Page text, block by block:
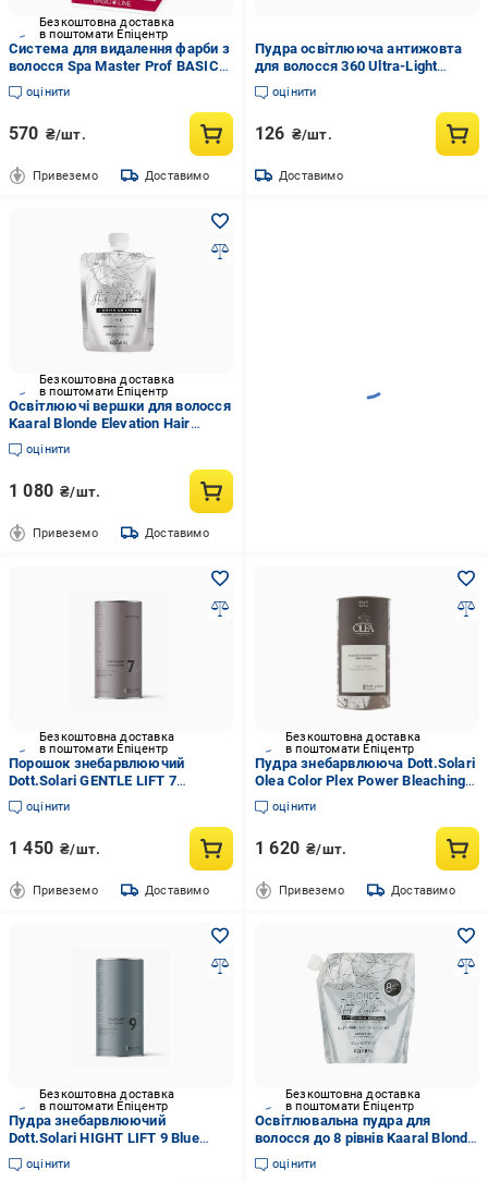
Безкоштовна доставка
в поштомати Епіцентр
Система для видалення фарби з
волосся Spa Master Prof BASIC
LINE 154 SM 110+110 мл
оцінити
570 ₴/шт.
Привеземо Доставимо
Пудра освітлююча антижовта
для волосся 360 Ultra-Light
Powder Lightener саше 30 мл
оцінити
126 ₴/шт.
Доставимо
Безкоштовна доставка
в поштомати Епіцентр
Освітлюючі вершки для волосся
Kaaral Blonde Elevation Hair
Lightener Cream 250 мл
оцінити
1 080 ₴/шт.
Привеземо Доставимо
Безкоштовна доставка
в поштомати Епіцентр
Порошок знебарвлюючий
Dott.Solari GENTLE LIFT 7
Ammonia Free 500 г
оцінити
1 450 ₴/шт.
Привеземо Доставимо
Безкоштовна доставка
в поштомати Епіцентр
Пудра знебарвлююча Dott.Solari
Olea Color Plex Power Bleaching
Powder 500 г
оцінити
1 620 ₴/шт.
Привеземо Доставимо
Безкоштовна доставка
в поштомати Епіцентр
Пудра знебарвлюючий
Dott.Solari HIGHT LIFT 9 Blue
Pigment 500 г
оцінити
Безкоштовна доставка
в поштомати Епіцентр
Освітлювальна пудра для
волосся до 8 рівнів Kaaral Blonde
Elevation Hair Lightening Powder
500 г
оцінити